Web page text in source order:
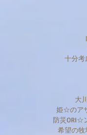
十分考
大
姫☆のア
防災ORI☆
希望の牧